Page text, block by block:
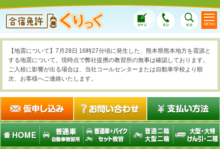
仮申込 電話 検索
【地震について】7月28日 16時27分頃に発生した、熊本県熊本地方を震源と
する地震について。現時点で弊社提携の教習所の無事は確認しております。
ご入校に影響が出る場合は、当社コールセンターまたは自動車学校より順
次、お客様へご連絡いたします。
MENU